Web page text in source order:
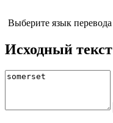
Выберите язык перевода
Исходный текст